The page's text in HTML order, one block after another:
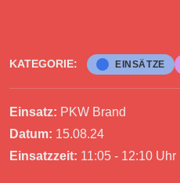
KATEGORIE: EINSÄTZE
Einsatz: PKW Brand
Datum: 15.08.24
Einsatzzeit: 11:05 - 12:10 Uhr